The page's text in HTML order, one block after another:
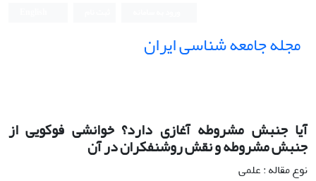
مجله جامعه شناسی ایران
آیا جنبش مشروطه آغازى دارد؟ خوانشى فوکویى از
جنبش مشروطه و نقش روشنفکران در آن
نوع مقاله : علمی